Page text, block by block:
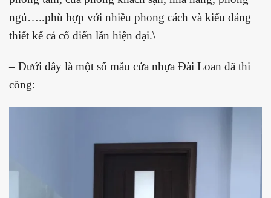
ngủ…..phù hợp với nhiều phong cách và kiểu dáng
thiết kế cả cổ điển lẫn hiện đại.\
– Dưới đây là một số mẫu cửa nhựa Đài Loan đã thi
công: